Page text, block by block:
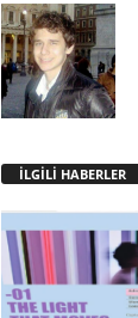
İLGİLİ HABERLER